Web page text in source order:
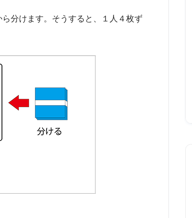
分けます。そうすると、１人４枚ず